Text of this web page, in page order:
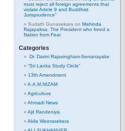
must reject all foreign agreements that
violate Article 9 and Buddhist
Jurisprudence”
Sudath Gunasekara on Mahinda
Rajapaksa: The President who freed a
Nation from Fear
Categories
Dr. Darini Rajasingham-Senanayake
“Sri Lanka Study Circle”
13th Amendment
A.A.M.NIZAM
Agriculture
Ahmadi News
Ajit Randeniya
Akila Weerasekera